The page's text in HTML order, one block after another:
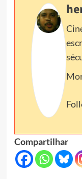
Compartilhar